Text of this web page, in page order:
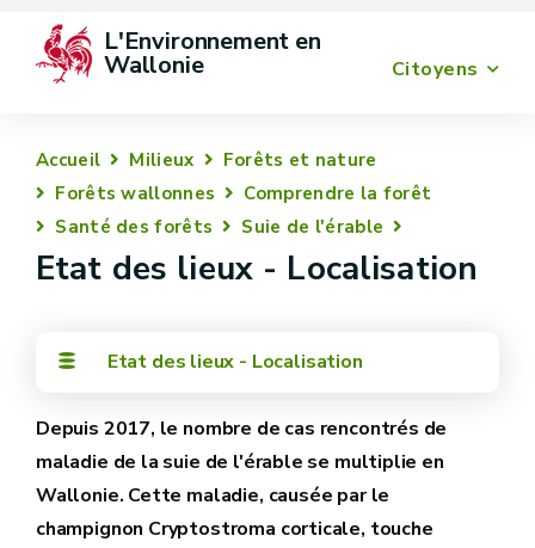
Citoyens
L'Environnement en
Wallonie
Accueil Milieux
Forêts et nature
Forêts wallonnes
Comprendre la forêt
Santé des forêts
Suie de l'érable
Etat des lieux - Localisation
Etat des lieux - Localisation
Depuis 2017, le nombre de cas rencontrés de
maladie de la suie de l'érable se multiplie en
Wallonie. Cette maladie, causée par le
champignon Cryptostroma corticale, touche